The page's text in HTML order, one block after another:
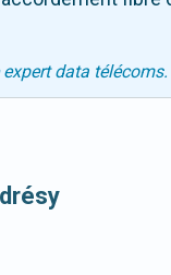
data télécoms.